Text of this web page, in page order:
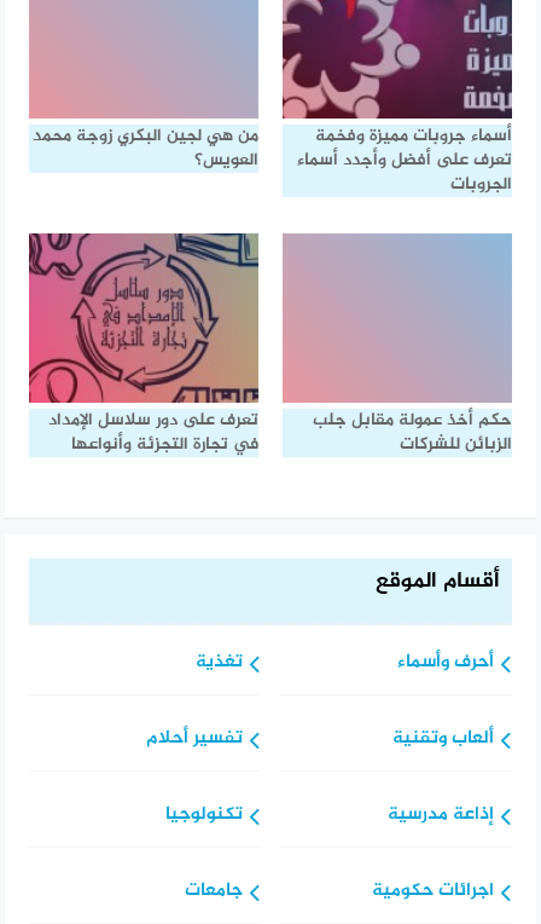
أسماء جروبات مميزة وفخمة
تعرف على أفضل وأجدد أسماء
الجروبات
من هي لجين البكري زوجة محمد
العويس؟
حكم أخذ عمولة مقابل جلب
الزبائن للشركات
تعرف على دور سلاسل الإمداد
في تجارة التجزئة وأنواعها
أقسام الموقع
أحرف وأسماء
ألعاب وتقنية
إذاعة مدرسية
اجرائات حكومية
تغذية
تفسير أحلام
تكنولوجيا
جامعات